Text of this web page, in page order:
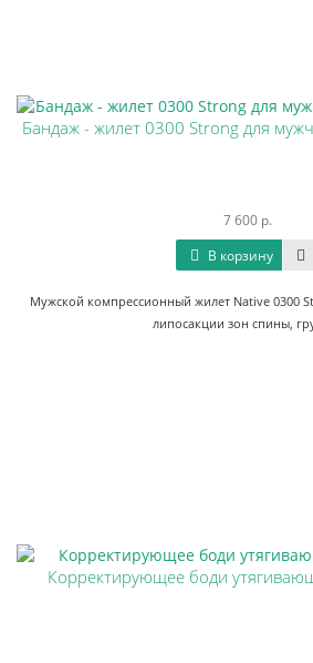
Бандаж - жилет 0300 Strong для
7 600 р.
В корзину
Мужской компрессионный жилет Native 0300
липосакции зон спины,
Корректирующее боди